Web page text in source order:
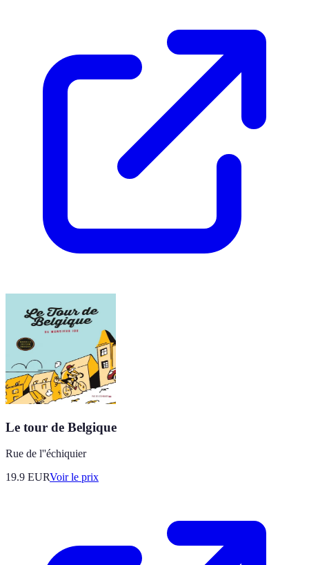
Le tour de Belgique
Rue de l''échiquier
19.9 EURVoir le prix